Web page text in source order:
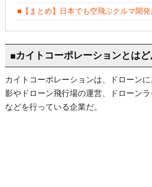
■【まとめ】日本でも空飛ぶクルマ開発
■カイトコーポレーションとはど
カイトコーポレーションは、ドローン
影やドローン飛行場の運営、ドローン
などを行っている企業だ。